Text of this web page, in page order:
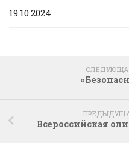
19.10.2024
Всероссийская